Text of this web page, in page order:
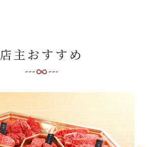
店主おすすめ